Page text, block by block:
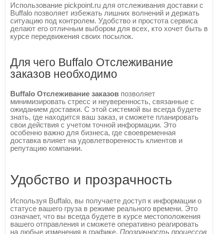
Использование pickpoint.ru для отслеживания доставки с
Buffalo позволяет избежать лишних волнений и держать
ситуацию под контролем. Удобство и простота сервиса
делают его отличным выбором для всех, кто хочет быть в
курсе передвижения своих посылок.
Для чего Buffalo Отслеживание
заказов необходимо
Buffalo Отслеживание заказов позволяет
минимизировать стресс и неуверенность, связанные с
ожиданием доставки. С этой системой вы всегда будете
знать, где находится ваш заказ, и сможете планировать
свои действия с учетом точной информации. Это
особенно важно для бизнеса, где своевременная
доставка влияет на удовлетворенность клиентов и
репутацию компании.
Удобство и прозрачность
Используя Buffalo, вы получаете доступ к информации о
статусе вашего груза в режиме реального времени. Это
означает, что вы всегда будете в курсе местоположения
вашего отправления и сможете оперативно реагировать
на любые изменения в графике. Прозрачность процессов